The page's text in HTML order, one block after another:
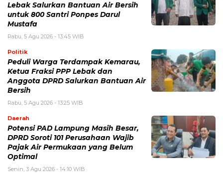
Lebak Salurkan Bantuan Air Bersih
untuk 800 Santri Ponpes Darul
Mustafa
Rabu, 5 Agu 2026 - 13:45 WIB
Politik
Peduli Warga Terdampak Kemarau,
Ketua Fraksi PPP Lebak dan
Anggota DPRD Salurkan Bantuan Air
Bersih
Rabu, 5 Agu 2026 - 13:25 WIB
Daerah
Potensi PAD Lampung Masih Besar,
DPRD Soroti 101 Perusahaan Wajib
Pajak Air Permukaan yang Belum
Optimal
Senin, 3 Agu 2026 - 14:10 WIB